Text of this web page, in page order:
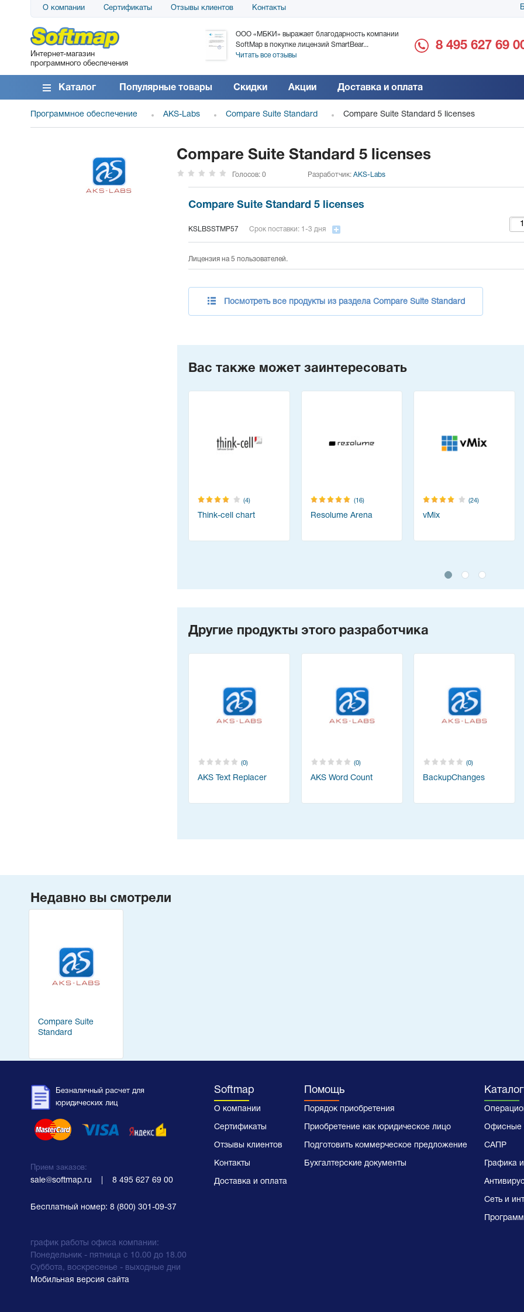
О компании Сертификаты Отзывы клиентов Контакты
Интернет-магазин
программного обеспечения
АО «АТС» благодарит компанию SoftMap за
поставку программного обеспечения SolarWinds
DameWare...
Читать все отзывы
ООО «МБКИ» выражает благодарность компании
SoftMap в покупке лицензий SmartBear...
Читать все отзывы
благодарность за
8 495 627 69
Каталог Популярные товары Скидки Акции Доставка и оплата
Программное обеспечение AKS-Labs Compare Suite Standard Compare Suite Standard 5 licenses
Compare Suite Standard 5 licenses
Голосов: 0 Разработчик: AKS-Labs
Compare Suite Standard 5 licenses
KSLBSSTMP57 Срок поставки: 1-3 дня
Лицензия на 5 пользователей.
Посмотреть все продукты из раздела Compare Suite Standard
Вас также может заинтересовать
(4)
Think-cell chart
(16)
Resolume Arena
(24)
vMix
Другие продукты этого разработчика
(0)
AKS Text Replacer
(0)
AKS Word Count
(0)
BackupChanges
Недавно вы смотрели
Compare Suite
Standard
Безналичный расчет для
юридических лиц
Прием заказов:
sale@softmap.ru 8 495 627 69 00
Бесплатный номер: 8 (800) 301-09-37
график работы офиса компании:
Понедельник - пятница с 10.00 до 18.00
Суббота, воскресенье - выходные дни
Softmap
О компании
Сертификаты
Отзывы клиентов
Контакты
Доставка и оплата
Помощь
Порядок приобретения
Приобретение как юридическое лицо
Подготовить коммерческое предложение
Бухгалтерские документы
Каталог
Офисные
САПР
Графика
Сеть и
Мобильная версия сайта